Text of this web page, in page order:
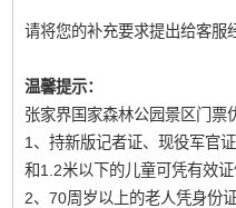
请将您的补充要求提出给客服
温馨提示：
张家界国家森林公园景区门票
1、持新版记者证、现役军官
和1.2米以下的儿童可凭有效证
2、70周岁以上的老人凭身份